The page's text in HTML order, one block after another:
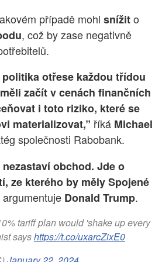
případě mohl snížito
, což by zase negativně
otřese každou třídou
začít v cenách finančních
i toto riziko, které se
materializovat,” říká Michael
společnosti Rabobank.
obchod. Jde o
ze kterého by měly Spojené
argumentuje Donald Trump.
tariff plan would 'shake up every
sayshttps://t.co/uxarcZixE0